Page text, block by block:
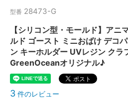
型番 28473-G
【シリコン型・モールド】アニ
ルド ゴースト ミニおばけ デコ
ン キーホルダー UVレジン クラ
GreenOceanオリジナル♪
3 件のレビュー